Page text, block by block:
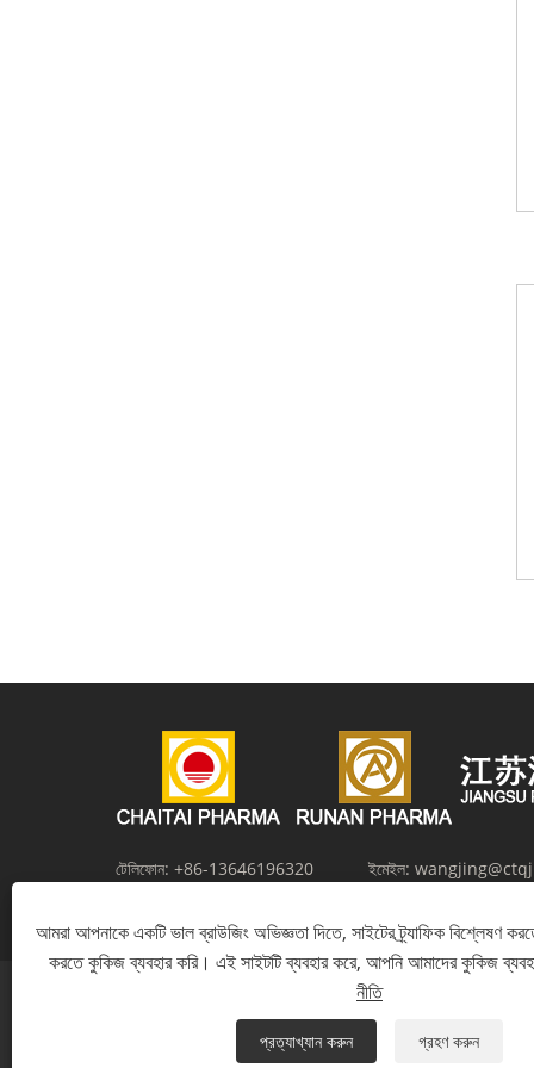
টেলিফোন: +86-13646196320 ইমেইল:
আমরা আপনাকে একটি ভাল ব্রাউজিং অভিজ্ঞতা দিতে, সাইটের ট্র্যাফিক বিশ্লেষণ
করতে কুকিজ ব্যবহার করি। এই সাইটটি ব্যবহার করে, আপনি আমাদের কুকিজ
নীতি
প্রত্যাখ্যান করুন গ্রহণ করুন